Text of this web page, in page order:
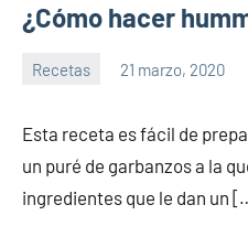
¿Cómo hacer
Recetas 21 marzo, 2020
la
salud
comentarios
Esta receta es fácil de
un puré de garbanzos a la
ingredientes que le dan un